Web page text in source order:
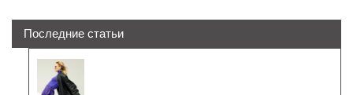
Последние статьи